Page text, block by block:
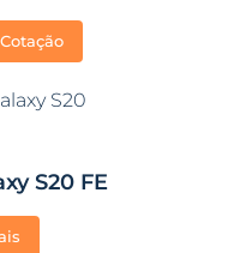
S20 FE